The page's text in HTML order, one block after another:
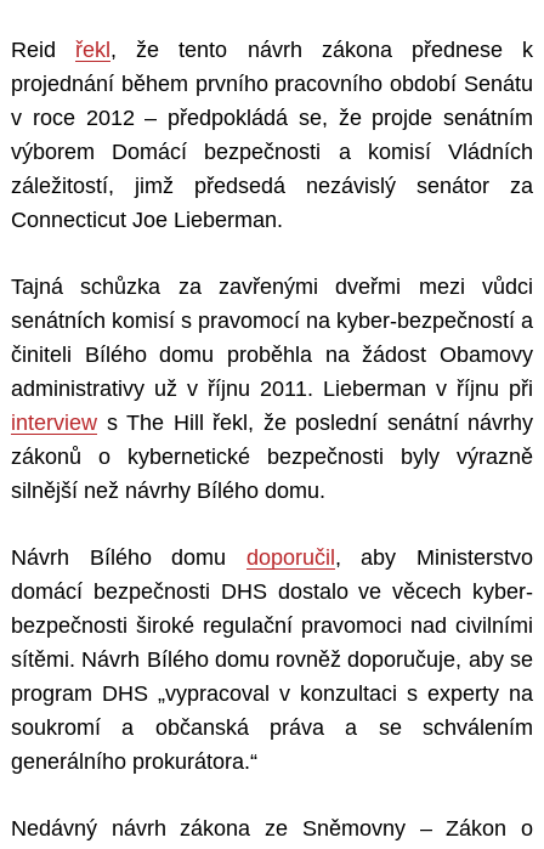
Reid řekl , že tento návrh zákona přednese k
projednání během prvního pracovního období Senátu
v roce 2012 – předpokládá se, že projde senátním
výborem Domácí bezpečnosti a komisí Vládních
záležitostí, jimž předsedá nezávislý senátor za
Connecticut Joe Lieberman.
Tajná schůzka za zavřenými dveřmi mezi vůdci
senátních komisí s pravomocí na kyber-bezpečností a
činiteli Bílého domu proběhla na žádost Obamovy
administrativy už v říjnu 2011. Lieberman v říjnu při
interview s The Hill řekl, že poslední senátní návrhy
zákonů o kybernetické bezpečnosti byly výrazně
silnější než návrhy Bílého domu.
Návrh Bílého domu doporučil , aby Ministerstvo
domácí bezpečnosti DHS dostalo ve věcech kyber-
bezpečnosti široké regulační pravomoci nad civilními
sítěmi. Návrh Bílého domu rovněž doporučuje, aby se
program DHS „vypracoval v konzultaci s experty na
soukromí a občanská práva a se schválením
generálního prokurátora.“
Nedávný návrh zákona ze Sněmovny – Zákon o